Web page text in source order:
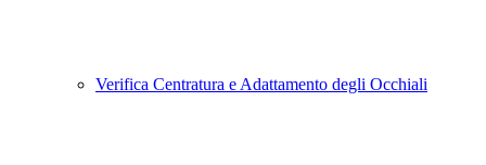
Verifica Centratura e Adattamento degli Occhiali